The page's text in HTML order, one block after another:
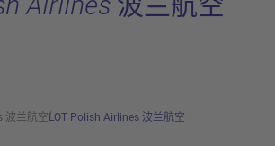
波兰航空LOT Polish Airlines 波兰航空